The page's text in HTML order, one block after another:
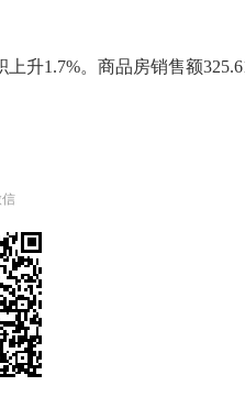
升1.7%。商品房销售额